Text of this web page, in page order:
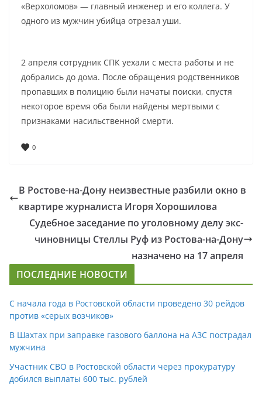
«Верхоломов» — главный инженер и его коллега. У
одного из мужчин убийца отрезал уши.
2 апреля сотрудник СПК уехали с места работы и не
добрались до дома. После обращения родственников
пропавших в полицию были начаты поиски, спустя
некоторое время оба были найдены мертвыми с
признаками насильственной смерти.
0
В Ростове-на-Дону неизвестные разбили окно в
квартире журналиста Игоря Хорошилова
Судебное заседание по уголовному делу экс-
чиновницы Стеллы Руф из Ростова-на-Дону
назначено на 17 апреля
ПОСЛЕДНИЕ НОВОСТИ
С начала года в Ростовской области проведено 30 рейдов
против «серых возчиков»
В Шахтах при заправке газового баллона на АЗС пострадал
мужчина
Участник СВО в Ростовской области через прокуратуру
добился выплаты 600 тыс. рублей